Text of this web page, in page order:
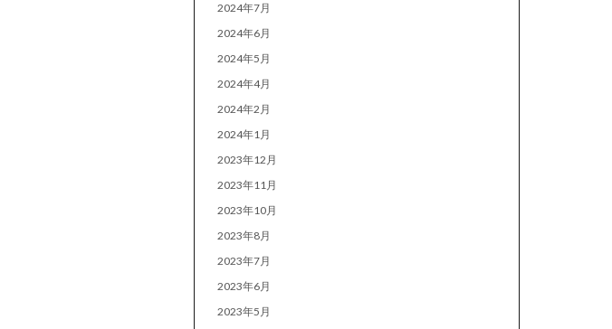
2024年7月
2024年6月
2024年5月
2024年4月
2024年2月
2024年1月
2023年12月
2023年11月
2023年10月
2023年8月
2023年7月
2023年6月
2023年5月